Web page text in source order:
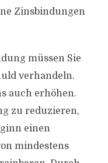
Zinsbindungen
müssen Sie
verhandeln.
auch erhöhen.
zu reduzieren,
einen
mindestens